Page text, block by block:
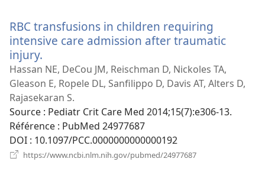
fenêtre)
RBC transfusions in children requiring
intensive care admission after traumatic
injury.
une
nouvelle
fenêtre)
Hassan NE, DeCou JM, Reischman D, Nickoles TA,
Gleason E, Ropele DL, Sanfilippo D, Davis AT, Alters D,
Rajasekaran S.
Source ‎: Pediatr Crit Care Med 2014;15(7):e306-13.
Référence ‎: PubMed 24977687
DOI ‎: 10.1097/PCC.0000000000000192
https://www.ncbi.nlm.nih.gov/pubmed/24977687